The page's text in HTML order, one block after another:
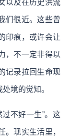
以及在历史洪流
们很近。这些曾
印痕，或许会让
，不一定非得以
记录拉回生命现
境的觉知。
不好一生”。这
。现实生活里，